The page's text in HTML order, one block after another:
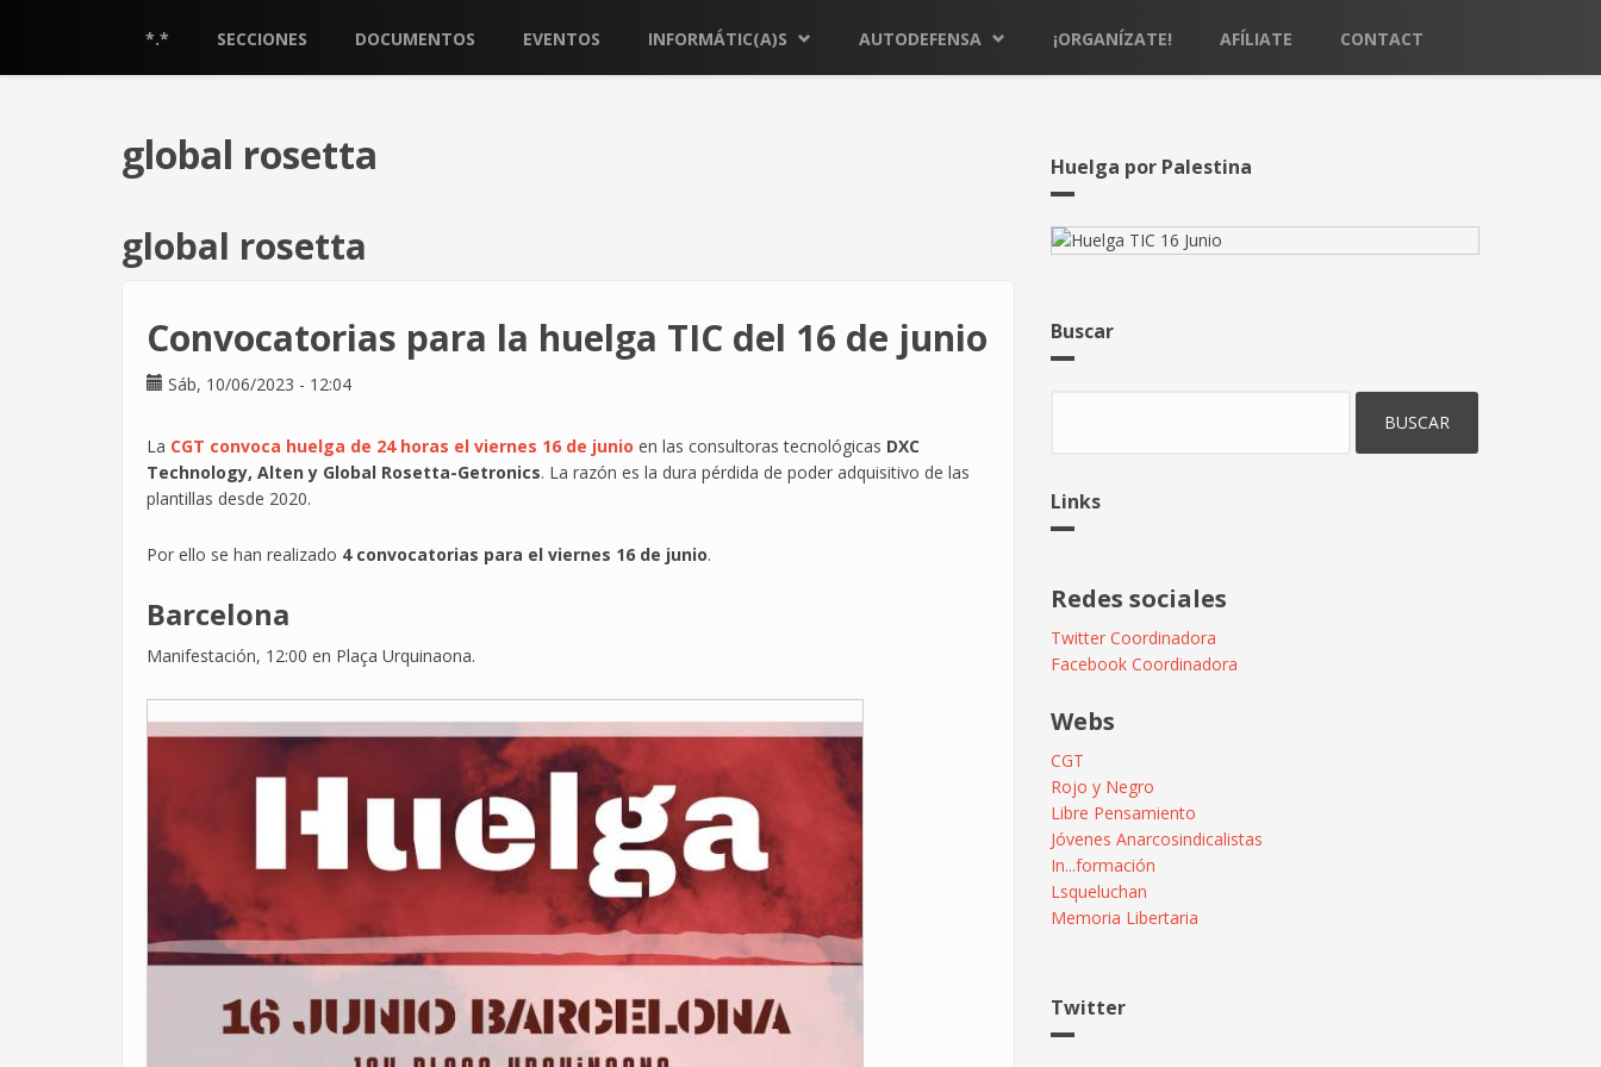
*.* SECCIONES DOCUMENTOS EVENTOS INFORMÁTIC(A)S AUTODEFENSA ¡ORGANÍZATE! AFÍLIATE CONTACT
global rosetta
global rosetta
Convocatorias para la huelga TIC del 16 de junio
Sáb, 10/06/2023 - 12:04
La CGT convoca huelga de 24 horas el viernes 16 de junio en las consultoras tecnológicas DXC
Technology, Alten y Global Rosetta-Getronics. La razón es la dura pérdida de poder adquisitivo de las
plantillas desde 2020.
Por ello se han realizado 4 convocatorias para el viernes 16 de junio.
Barcelona
Manifestación, 12:00 en Plaça Urquinaona.
Huelga por Palestina
Buscar
Links
Redes sociales
Twitter Coordinadora
Facebook Coordinadora
Webs
CGT
Rojo y Negro
Libre Pensamiento
Jóvenes Anarcosindicalistas
In...formación
Lsqueluchan
Memoria Libertaria
Twitter